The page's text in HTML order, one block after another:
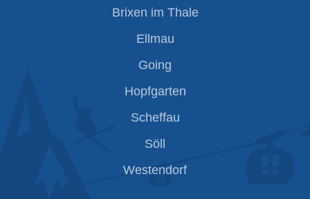
Brixen im Thale
Ellmau
Going
Hopfgarten
Scheffau
Söll
Westendorf